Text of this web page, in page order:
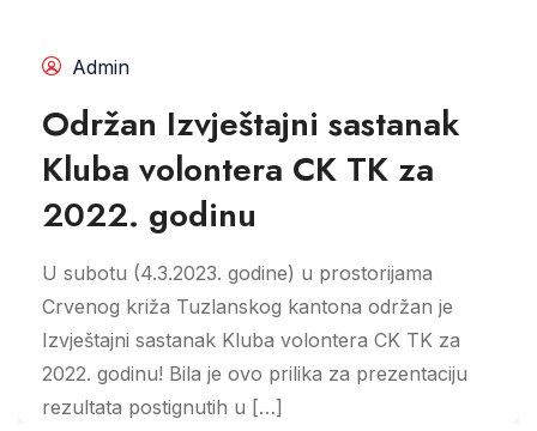
Admin
Održan Izvještajni sastanak
Kluba volontera CK TK za
2022. godinu
U subotu (4.3.2023. godine) u prostorijama
Crvenog križa Tuzlanskog kantona održan je
Izvještajni sastanak Kluba volontera CK TK za
2022. godinu! Bila je ovo prilika za prezentaciju
rezultata postignutih u […]